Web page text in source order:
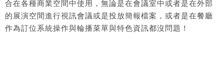
合在各種商業空間中使用，無論是在會議室中或者是在外部
的展演空間進行視訊會議或是投放簡報檔案，或者是在餐廳
作為訂位系統操作與輪播菜單與特色資訊都沒問題！